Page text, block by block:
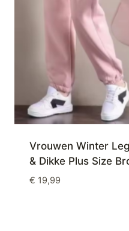
Vrouwen Winter
& Dikke Plus Size
€ 19,99